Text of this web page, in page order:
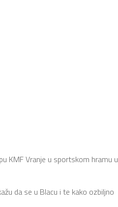
KMF Vranje u sportskom hramu u
da se u Blacu i te kako ozbiljno